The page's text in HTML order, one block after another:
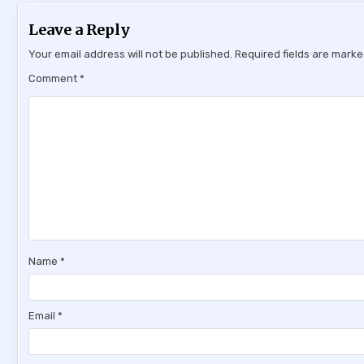
Leave a Reply
Your email address will not be published. Required fields are
Comment*
Name*
Email*